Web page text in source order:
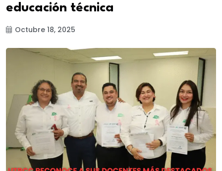
educación técnica
Octubre 18, 2025